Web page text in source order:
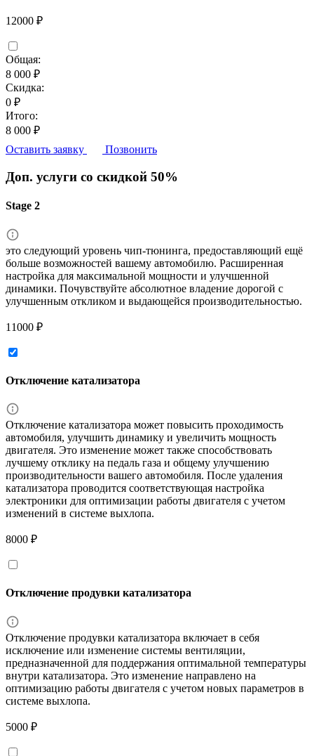
12000 ₽
Общая:
8 000 ₽
Скидка:
0 ₽
Итого:
8 000 ₽
Оставить заявку
Позвонить
Доп. услуги со скидкой 50%
Stage 2
это следующий уровень чип-тюнинга, предоставляющий ещё
больше возможностей вашему автомобилю. Расширенная
настройка для максимальной мощности и улучшенной
динамики. Почувствуйте абсолютное владение дорогой с
улучшенным откликом и выдающейся производительностью.
11000 ₽
Отключение катализатора
Отключение катализатора может повысить проходимость
автомобиля, улучшить динамику и увеличить мощность
двигателя. Это изменение может также способствовать
лучшему отклику на педаль газа и общему улучшению
производительности вашего автомобиля. После удаления
катализатора проводится соответствующая настройка
электроники для оптимизации работы двигателя с учетом
изменений в системе выхлопа.
8000 ₽
Отключение продувки катализатора
Отключение продувки катализатора включает в себя
исключение или изменение системы вентиляции,
предназначенной для поддержания оптимальной температуры
внутри катализатора. Это изменение направлено на
оптимизацию работы двигателя с учетом новых параметров в
системе выхлопа.
5000 ₽